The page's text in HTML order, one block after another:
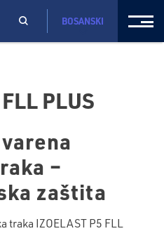
BOSANSKI
PLUS
–
zaštita
IZOELAST P5 FLL